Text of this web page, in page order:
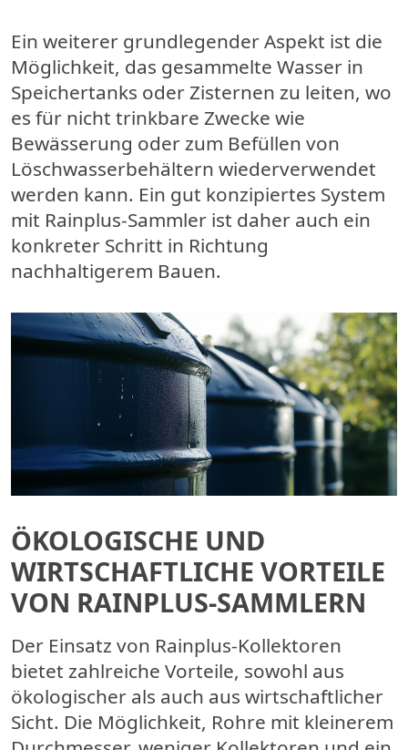
Ein weiterer grundlegender Aspekt ist die
Möglichkeit, das gesammelte Wasser in
Speichertanks oder Zisternen zu leiten, wo
es für nicht trinkbare Zwecke wie
Bewässerung oder zum Befüllen von
Löschwasserbehältern wiederverwendet
werden kann. Ein gut konzipiertes System
mit Rainplus-Sammler ist daher auch ein
konkreter Schritt in Richtung
nachhaltigerem Bauen.
ÖKOLOGISCHE UND
WIRTSCHAFTLICHE VORTEILE
VON RAINPLUS-SAMMLERN
Der Einsatz von Rainplus-Kollektoren
bietet zahlreiche Vorteile, sowohl aus
ökologischer als auch aus wirtschaftlicher
Sicht. Die Möglichkeit, Rohre mit kleinerem